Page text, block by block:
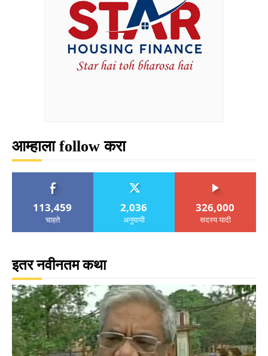
आम्हाला follow करा
113,459
चाहते
2,036
अनुयायी
326,000
सदस्य यादी
इतर नवीनतम कथा